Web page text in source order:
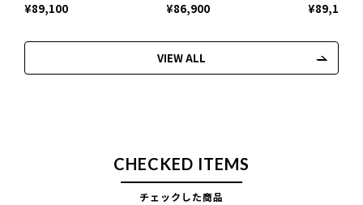
¥89,100 ¥86,900 ¥89,100
VIEW ALL
CHECKED ITEMS
チェックした商品